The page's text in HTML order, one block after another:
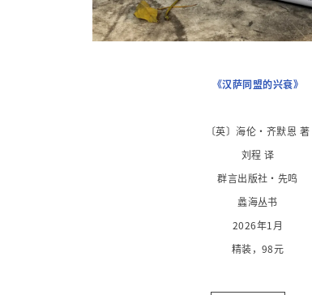
《汉萨同盟的兴衰》
〔英〕海伦·齐默恩 著
刘程 译
群言出版社·先鸣
蠡海丛书
2026年1月
精装， 98元